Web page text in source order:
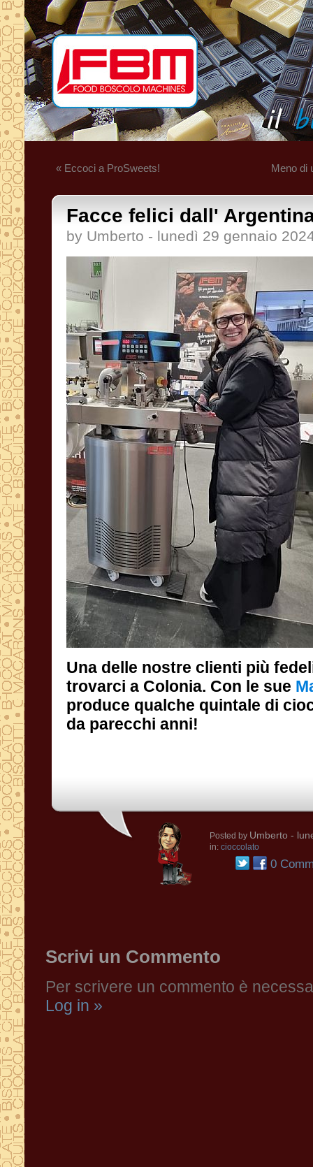
« Eccoci a ProSweets! Meno di
Facce felici dall'
by Umberto - lunedì 29 gennaio
Una delle nostre clienti più
trovarci a Colonia. Con le sue
da parecchi anni!
Posted by Umberto -
in: cioccolato
0
Scrivi un Commento
Per scrivere un commento è
Log in »